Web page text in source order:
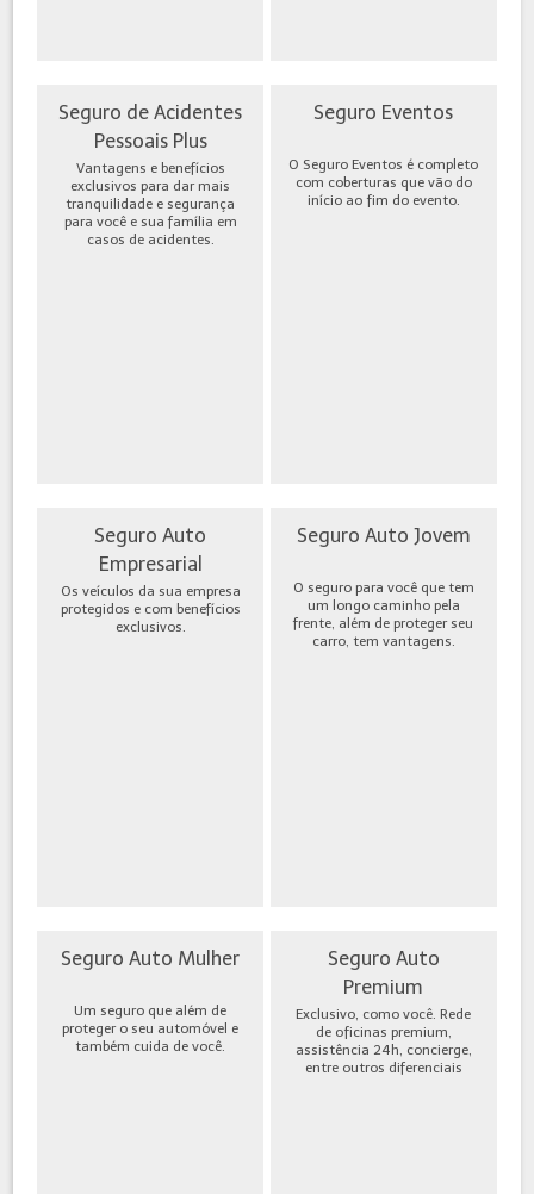
Seguro de Acidentes
Pessoais Plus
Vantagens e benefícios
exclusivos para dar mais
tranquilidade e segurança
para você e sua família em
casos de acidentes.
Seguro Eventos
O Seguro Eventos é completo
com coberturas que vão do
início ao fim do evento.
Seguro Auto
Empresarial
Os veículos da sua empresa
protegidos e com benefícios
exclusivos.
Seguro Auto Jovem
O seguro para você que tem
um longo caminho pela
frente, além de proteger seu
carro, tem vantagens.
Seguro Auto Mulher
Um seguro que além de
proteger o seu automóvel e
também cuida de você.
Seguro Auto
Premium
Exclusivo, como você. Rede
de oficinas premium,
assistência 24h, concierge,
entre outros diferenciais